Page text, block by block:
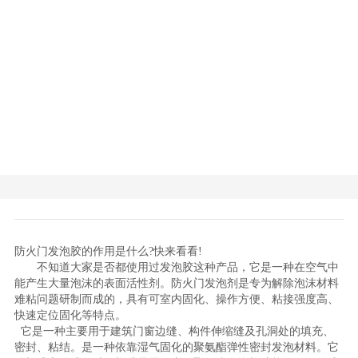
防火门发泡胶的作用是什么?快来看看!
不知道大家是否都使用过发泡胶这种产品，它是一种在空气中
能产生大量泡沫的表面活性剂。防火门发泡剂是专为解除泡沫材料
难粘问题研制而成的，具有可室内固化、操作方便、粘接强度高、
快速定位固化等特点。
它是一种主要用于建筑门窗边缝、构件伸缩缝及孔洞处的填充、
密封、粘结。是一种依靠湿气固化的聚氨酯弹性密封发泡材料。它